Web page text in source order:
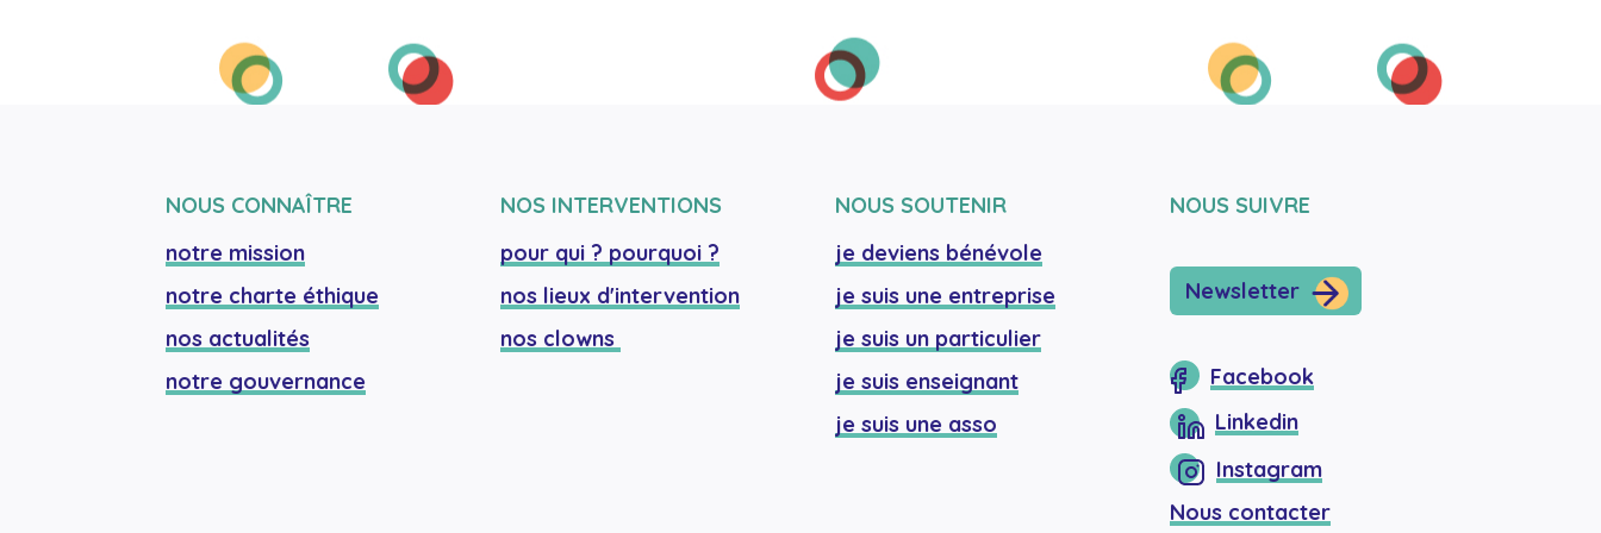
NOUS CONNAÎTRE
notre mission
notre charte éthique
nos actualités
notre gouvernance
NOS INTERVENTIONS
pour qui ? pourquoi ?
nos lieux d'intervention
nos clowns
NOUS SOUTENIR
je deviens bénévole
je suis une entreprise
je suis un particulier
je suis enseignant
je suis une asso
NOUS SUIVRE
Newsletter
Facebook
Linkedin
Instagram
Nous contacter